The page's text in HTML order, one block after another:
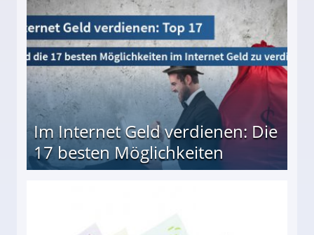
Im Internet Geld verdienen: Die
17 besten Möglichkeiten